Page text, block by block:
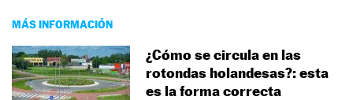
MÁS INFORMACIÓN
¿Cómo se circula en las
rotondas holandesas?: esta
es la forma correcta